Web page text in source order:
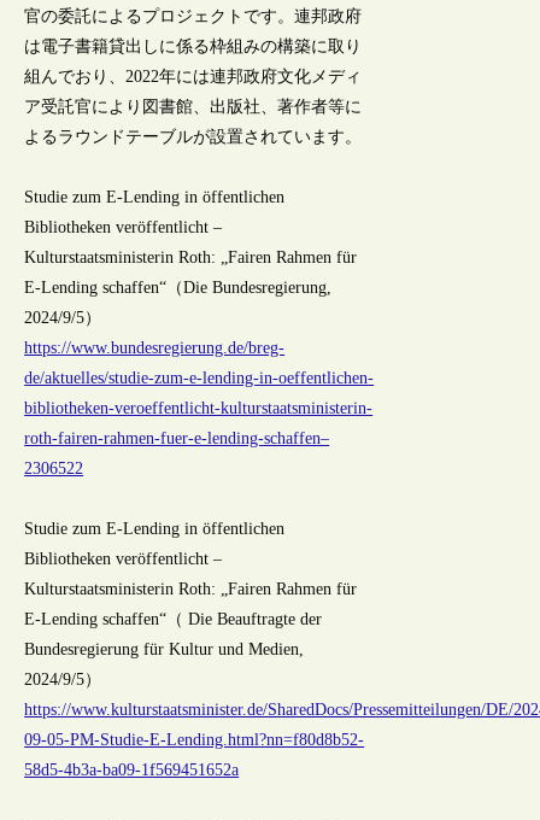
官の委託によるプロジェクトです。連邦政府
は電子書籍貸出しに係る枠組みの構築に取り
組んでおり、2022年には連邦政府文化メディ
ア受託官により図書館、出版社、著作者等に
よるラウンドテーブルが設置されています。
Studie zum E-Lending in öffentlichen
Bibliotheken veröffentlicht –
Kulturstaatsministerin Roth: „Fairen Rahmen für
E-Lending schaffen“（Die Bundesregierung,
2024/9/5）
https://www.bundesregierung.de/breg-
de/aktuelles/studie-zum-e-lending-in-oeffentlichen-
bibliotheken-veroeffentlicht-kulturstaatsministerin-
roth-fairen-rahmen-fuer-e-lending-schaffen–
2306522
Studie zum E-Lending in öffentlichen
Bibliotheken veröffentlicht –
Kulturstaatsministerin Roth: „Fairen Rahmen für
E-Lending schaffen“（ Die Beauftragte der
Bundesregierung für Kultur und Medien,
2024/9/5）
https://www.kulturstaatsminister.de/SharedDocs/Pressemitteilungen/DE/
09-05-PM-Studie-E-Lending.html?nn=f80d8b52-
58d5-4b3a-ba09-1f569451652a